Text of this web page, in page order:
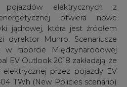
pojazdów elektrycznych z
otwiera nowe
jądrowej, która jest źródłem
dyrektor Munro. Scenariusze
w raporcie Międzynarodowej
EV Outlook 2018 zakładają, że
elektrycznej przez pojazdy EV
TWh (New Policies scenario)